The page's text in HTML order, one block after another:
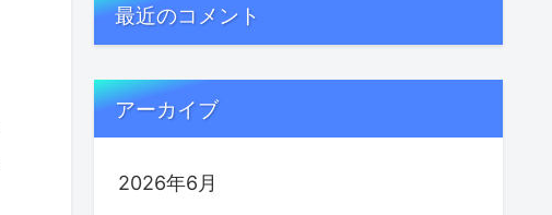
最近のコメント
アーカイブ
2026年6月